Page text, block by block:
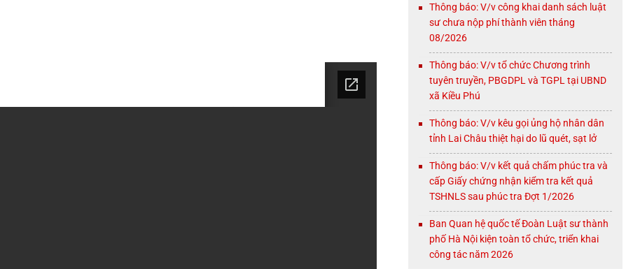
Thông báo: V/v công khai danh sách luật
sư chưa nộp phí thành viên tháng
08/2026
Thông báo: V/v tổ chức Chương trình
tuyên truyền, PBGDPL và TGPL tại UBND
xã Kiều Phú
Thông báo: V/v kêu gọi ủng hộ nhân dân
tỉnh Lai Châu thiệt hại do lũ quét, sạt lở
Thông báo: V/v kết quả chấm phúc tra và
cấp Giấy chứng nhận kiểm tra kết quả
TSHNLS sau phúc tra Đợt 1/2026
Ban Quan hệ quốc tế Đoàn Luật sư thành
phố Hà Nội kiện toàn tổ chức, triển khai
công tác năm 2026